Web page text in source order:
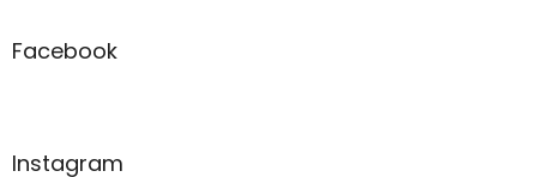
Facebook
Instagram